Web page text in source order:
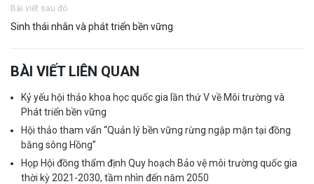
Bài viết sau đó
Sinh thái nhân và phát triển bền vững
BÀI VIẾT LIÊN QUAN
Kỷ yếu hội thảo khoa học quốc gia lần thứ V về Môi trường và
Phát triển bền vững
Hội thảo tham vấn “Quản lý bền vững rừng ngập mặn tại đồng
bằng sông Hồng”
Họp Hội đồng thẩm định Quy hoạch Bảo vệ môi trường quốc gia
thời kỳ 2021-2030, tầm nhìn đến năm 2050